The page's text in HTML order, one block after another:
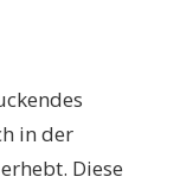
in der
Diese